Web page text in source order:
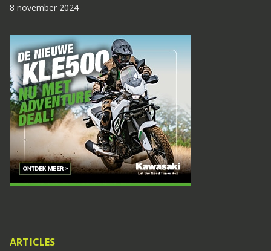
8 november 2024
ARTICLES